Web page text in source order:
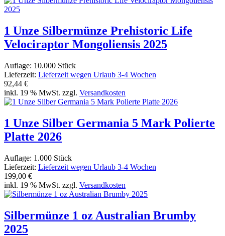
1 Unze Silbermünze Prehistoric Life
Velociraptor Mongoliensis 2025
Auflage: 10.000 Stück
Lieferzeit: Lieferzeit wegen Urlaub 3-4 Wochen
92,44 €
inkl. 19 % MwSt. zzgl. Versandkosten
1 Unze Silber Germania 5 Mark Polierte
Platte 2026
Auflage: 1.000 Stück
Lieferzeit: Lieferzeit wegen Urlaub 3-4 Wochen
199,00 €
inkl. 19 % MwSt. zzgl. Versandkosten
Silbermünze 1 oz Australian Brumby
2025